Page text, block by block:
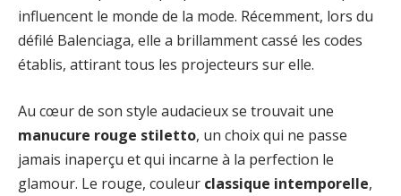
influencent le monde de la mode. Récemment, lors du
défilé Balenciaga, elle a brillamment cassé les codes
établis, attirant tous les projecteurs sur elle.
Au cœur de son style audacieux se trouvait une
manucure rouge stiletto, un choix qui ne passe
jamais inaperçu et qui incarne à la perfection le
glamour. Le rouge, couleur classique intemporelle,